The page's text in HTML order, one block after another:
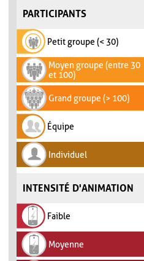
PARTICIPANTS
Petit groupe (< 30)
Moyen groupe (entre 30
et 100)
Grand groupe (> 100)
Équipe
Individuel
INTENSITÉ D'ANIMATION
Faible
Moyenne